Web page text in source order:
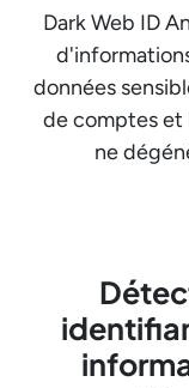
Dark Web ID
données
de comptes et
ne